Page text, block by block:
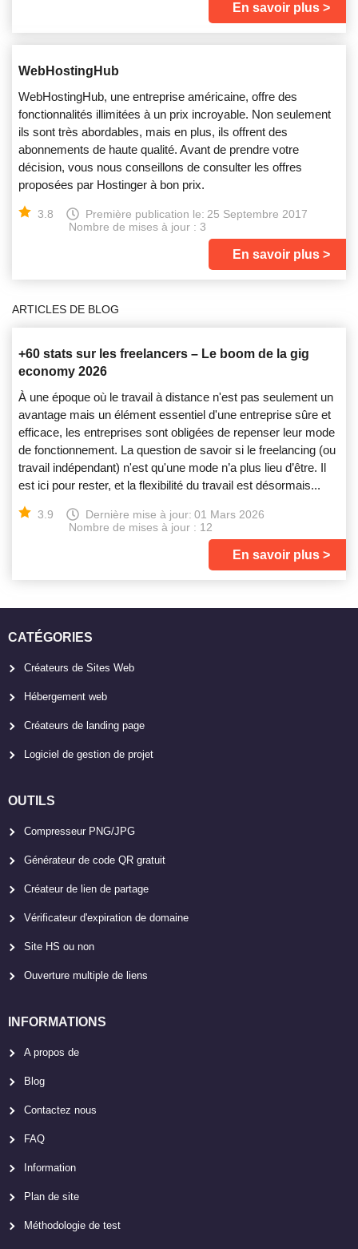
En savoir plus
WebHostingHub
WebHostingHub, une entreprise américaine, offre des
fonctionnalités illimitées à un prix incroyable. Non seulement
ils sont très abordables, mais en plus, ils offrent des
abonnements de haute qualité. Avant de prendre votre
décision, vous nous conseillons de consulter les offres
proposées par Hostinger à bon prix.
3.8 Première publication le: 25 Septembre 2017
Nombre de mises à jour : 3
En savoir plus
ARTICLES DE BLOG
+60 stats sur les freelancers – Le boom de la gig
economy 2026
À une époque où le travail à distance n'est pas seulement un
avantage mais un élément essentiel d'une entreprise sûre et
efficace, les entreprises sont obligées de repenser leur mode
de fonctionnement. La question de savoir si le freelancing (ou
travail indépendant) n'est qu'une mode n’a plus lieu d’être. Il
est ici pour rester, et la flexibilité du travail est désormais...
3.9 Dernière mise à jour: 01 Mars 2026
Nombre de mises à jour : 12
En savoir plus
CATÉGORIES
Créateurs de Sites Web
Hébergement web
Créateurs de landing page
Logiciel de gestion de projet
OUTILS
Compresseur PNG/JPG
Générateur de code QR gratuit
Créateur de lien de partage
Vérificateur d'expiration de domaine
Site HS ou non
Ouverture multiple de liens
INFORMATIONS
A propos de
Blog
Contactez nous
FAQ
Information
Plan de site
Méthodologie de test